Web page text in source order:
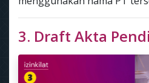
3. Draft Akta